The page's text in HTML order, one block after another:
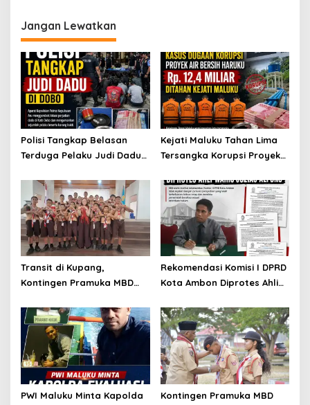
Jangan Lewatkan
Polisi Tangkap Belasan
Terduga Pelaku Judi Dadu
Setoran Rp5 Juta dan
Selisih Barang Bukti
Kejati Maluku Tahan Lima
Tersangka Korupsi Proyek
Miliar
Transit di Kupang,
Kontingen Pramuka MBD
Disambut Hangat Wakil
Wali Kota
Rekomendasi Komisi I DPRD
Kota Ambon Diprotes Ahli
Barbara Alfons: Itu Palsu?
PWI Maluku Minta Kapolda Kontingen Pramuka MBD